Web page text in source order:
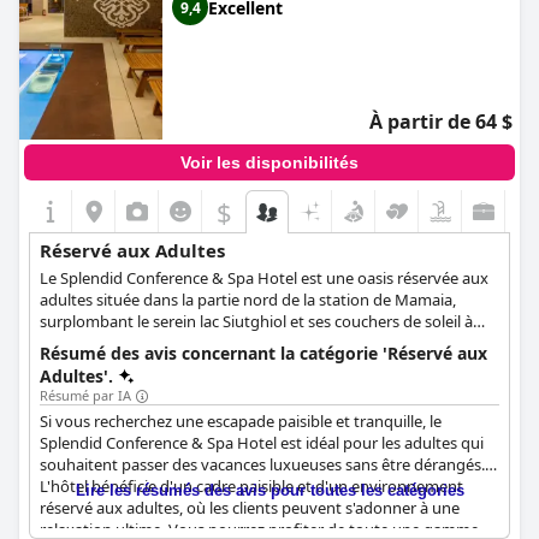
9,4 Excellent
À partir de 64 $
Voir les disponibilités
$
Réservé aux Adultes
Le Splendid Conference & Spa Hotel est une oasis réservée aux
adultes située dans la partie nord de la station de Mamaia,
surplombant le serein lac Siutghiol et ses couchers de soleil à
couper le souffle. Les clients peuvent apprécier les chambres
modernes, disponibles avec vue sur le lac ou sur la rue, et
commencer chaque journée par un délicieux petit déjeuner
avant de se détendre au bord de la piscine ou dans l'espace spa.
Les soirées peuvent être passées à savourer un dîner
romantique dans l'exquis restaurant de l'hôtel. Dans cet hôtel 4
étoiles, la relaxation, le confort et la tranquillité sont de la plus
haute importance, garantissant une expérience mémorable à
tous les clients. Le centre de bien-être de l'hôtel, réservé aux
Résumé des avis concernant la catégorie 'Réservé aux
Adultes'.
Résumé par IA
Si vous recherchez une escapade paisible et tranquille, le
Splendid Conference & Spa Hotel est idéal pour les adultes qui
souhaitent passer des vacances luxueuses sans être dérangés.
L'hôtel bénéficie d'un cadre paisible et d'un environnement
réservé aux adultes, où les clients peuvent s'adonner à une
relaxation ultime. Vous pourrez profiter de toute une gamme
Lire les résumés des avis pour toutes les catégories